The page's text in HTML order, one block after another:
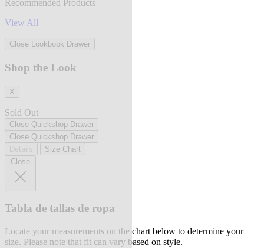
Recommended Products
View All
Close Lookbook Drawer
Shop the Look
X
Sold Out
Close Quickshop Drawer
Close Quickshop Drawer
Size Chart
Close
Tabla de tallas de ropa
Locate your measurements on the chart below to determine your
size. Please note that fit can vary based on style.